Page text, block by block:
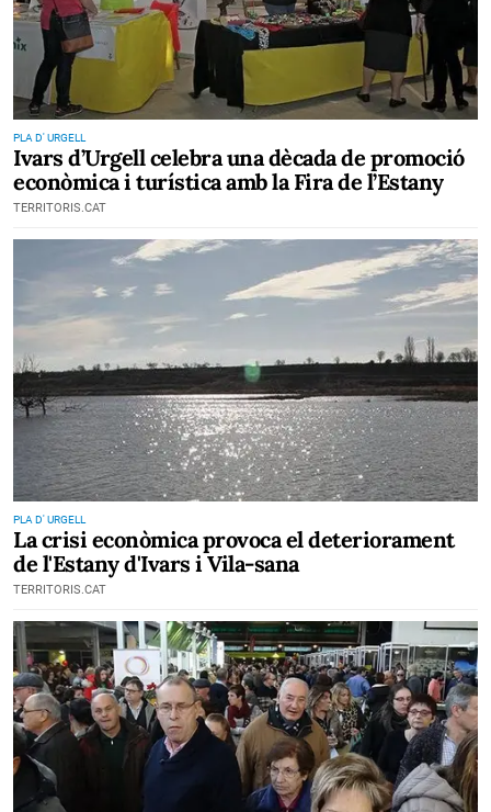
PLA D' URGELL
Ivars d’Urgell celebra una dècada de promoció
econòmica i turística amb la Fira de l’Estany
TERRITORIS.CAT
PLA D' URGELL
La crisi econòmica provoca el deteriorament
de l'Estany d'Ivars i Vila-sana
TERRITORIS.CAT